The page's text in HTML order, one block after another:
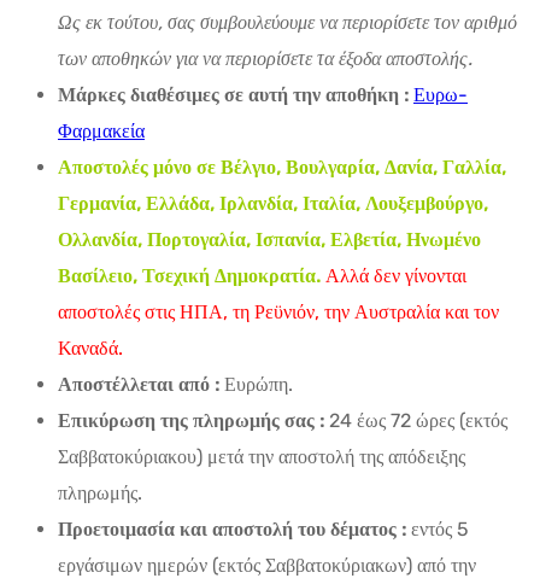
Ως εκ τούτου, σας συμβουλεύουμε να περιορίσετε τον αριθμό
των αποθηκών για να περιορίσετε τα έξοδα αποστολής.
Μάρκες διαθέσιμες σε αυτή την αποθήκη : Ευρω-
Φαρμακεία
Αποστολές μόνο σε Βέλγιο, Βουλγαρία, Δανία, Γαλλία,
Γερμανία, Ελλάδα, Ιρλανδία, Ιταλία, Λουξεμβούργο,
Ολλανδία, Πορτογαλία, Ισπανία, Ελβετία, Ηνωμένο
Βασίλειο, Τσεχική Δημοκρατία. Αλλά δεν γίνονται
αποστολές στις ΗΠΑ, τη Ρεϋνιόν, την Αυστραλία και τον
Καναδά.
Αποστέλλεται από : Ευρώπη.
Επικύρωση της πληρωμής σας : 24 έως 72 ώρες (εκτός
Σαββατοκύριακου) μετά την αποστολή της απόδειξης
πληρωμής.
Προετοιμασία και αποστολή του δέματος : εντός 5
εργάσιμων ημερών (εκτός Σαββατοκύριακων) από την